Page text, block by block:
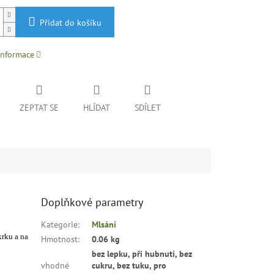
Přidat do košíku
ZEPTAT SE HLÍDAT SDÍLET
a na
Doplňkové parametry
Kategorie:
Mlsání
Hmotnost: 0.06 kg
vhodné
bez lepku, při hubnutí, bez
cukru, bez tuku, pro